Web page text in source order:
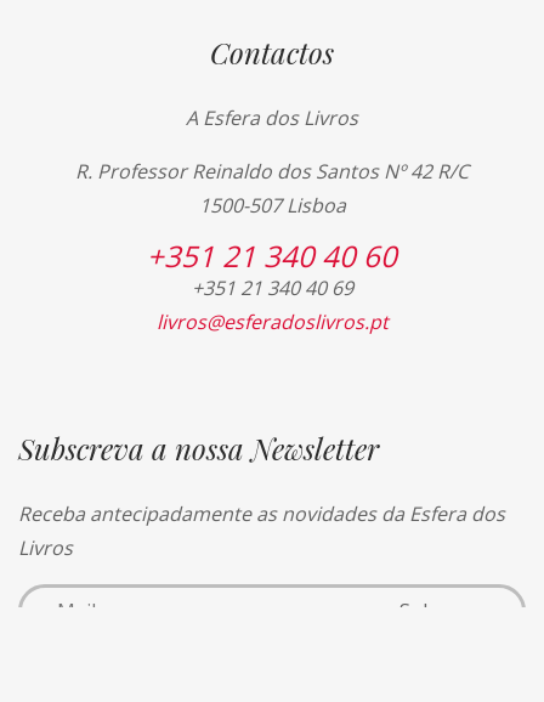
Contactos
A Esfera dos Livros
R. Professor Reinaldo dos Santos Nº 42 R/C
1500-507 Lisboa
+351 21 340 40 60
+351 21 340 40 69
livros@esferadoslivros.pt
Subscreva a nossa Newsletter
Receba antecipadamente as novidades da Esfera dos
Livros